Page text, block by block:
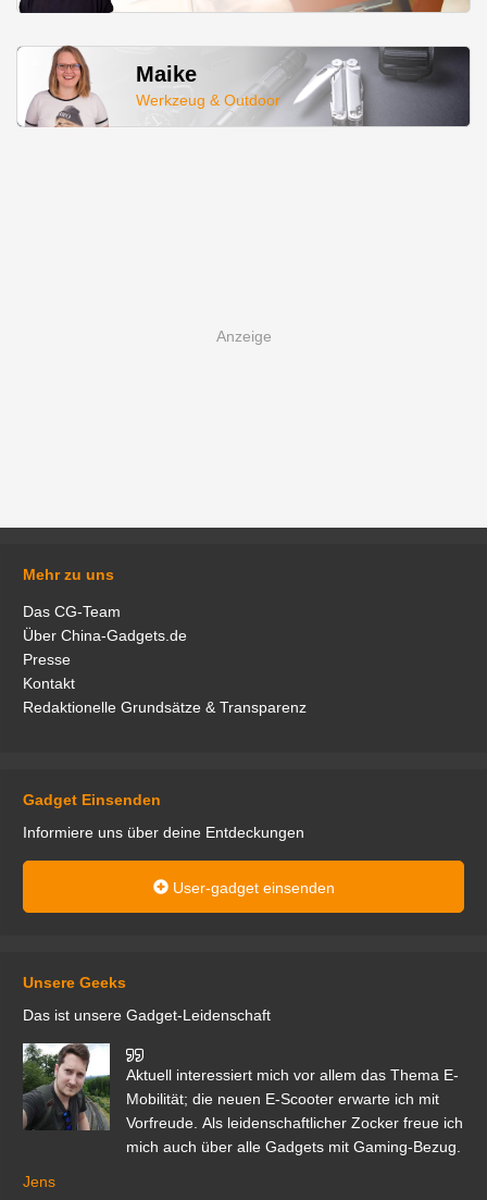
Maike
Werkzeug & Outdoor
Mehr zu uns
Das CG-Team
Über China-Gadgets.de
Presse
Kontakt
Redaktionelle Grundsätze & Transparenz
Gadget Einsenden
Informiere uns über deine Entdeckungen
User-gadget einsenden
Unsere Geeks
Das ist unsere Gadget-Leidenschaft
Aktuell interessiert mich vor allem das Thema E-
Mobilität; die neuen E-Scooter erwarte ich mit
Vorfreude. Als leidenschaftlicher Zocker freue ich
mich auch über alle Gadgets mit Gaming-Bezug.
Jens